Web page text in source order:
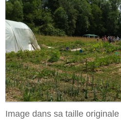
Image dans sa taille originale